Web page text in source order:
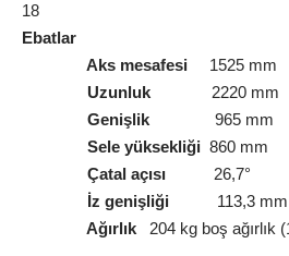
18
Ebatlar
Aks mesafesi 1525 mm
Uzunluk 2220 mm
Genişlik 965 mm
Sele yüksekliği 860 mm
Çatal açısı 26,7°
İz genişliği 113,3 mm
Ağırlık 204 kg boş ağırlık